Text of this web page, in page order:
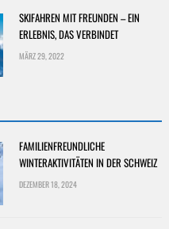
SKIFAHREN MIT FREUNDEN – EIN
ERLEBNIS, DAS VERBINDET
MÄRZ 29, 2022
FAMILIENFREUNDLICHE
WINTERAKTIVITÄTEN IN DER SCHWEIZ
DEZEMBER 18, 2024